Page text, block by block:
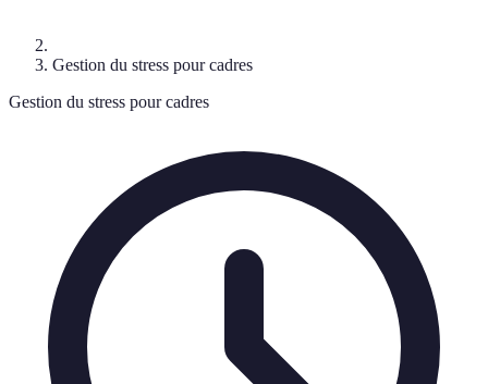
Gestion du stress pour cadres
Gestion du stress pour cadres